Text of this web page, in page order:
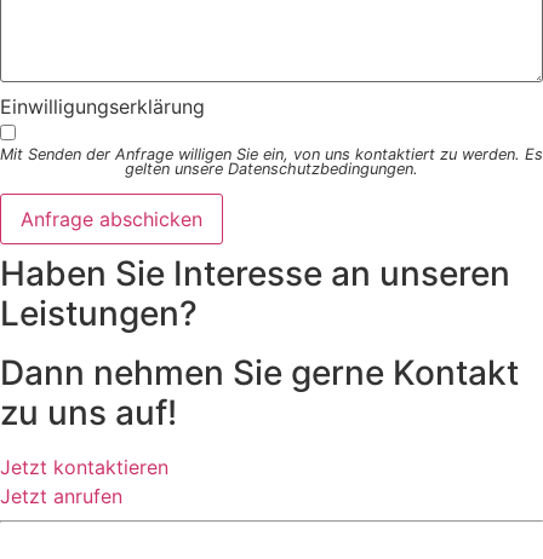
Einwilligungserklärung
Mit Senden der Anfrage willigen Sie ein, von uns kontaktiert zu werden. Es
gelten unsere Datenschutzbedingungen.
Anfrage abschicken
Haben Sie Interesse an unseren
Leistungen?
Dann nehmen Sie gerne Kontakt
zu uns auf!
Jetzt kontaktieren
Jetzt anrufen